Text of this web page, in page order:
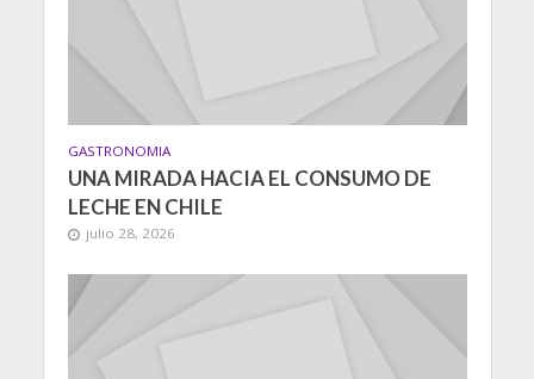
GASTRONOMIA
UNA MIRADA HACIA EL CONSUMO DE
LECHE EN CHILE
julio 28, 2026